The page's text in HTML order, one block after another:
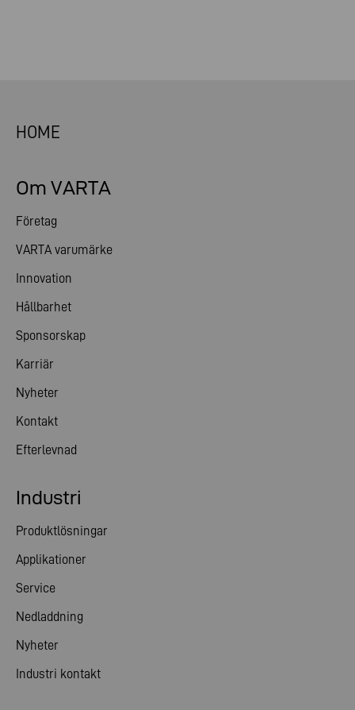
HOME
Om VARTA
Företag
VARTA varumärke
Innovation
Hållbarhet
Sponsorskap
Karriär
Nyheter
Kontakt
Efterlevnad
Industri
Produktlösningar
Applikationer
Service
Nedladdning
Nyheter
Industri kontakt